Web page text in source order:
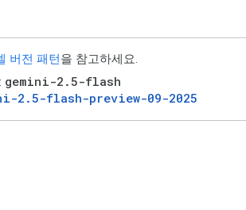
버전 패턴을 참고하세요.
gemini-2.5-flash
2.5-flash-preview-09-2025